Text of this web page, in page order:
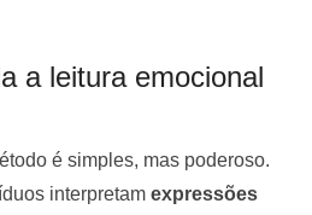
a leitura emocional
é simples, mas poderoso.
interpretam expressões